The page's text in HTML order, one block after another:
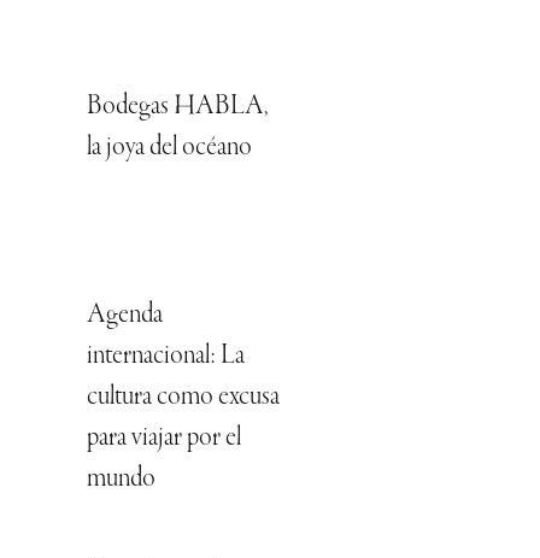
Bodegas HABLA,
la joya del océano
Agenda
internacional: La
cultura como excusa
para viajar por el
mundo